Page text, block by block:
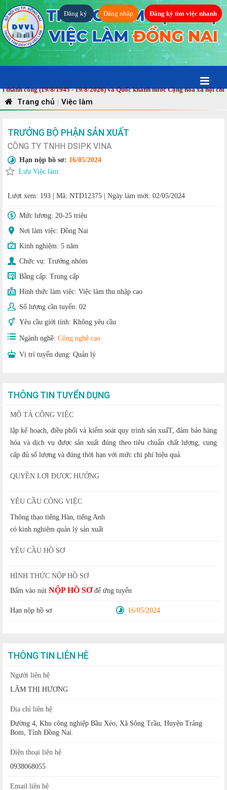
Đăng ký Đăng nhập Đăng ký tìm việc nhanh
công (19/8/1945 - 19/8/2026) và Quốc khánh nước Cộng hòa xã hội chủ
Trang chủ | Việc làm
TRƯỞNG BỘ PHẬN SẢN XUẤT
CÔNG TY TNHH DSIPK VINA
Hạn nộp hồ sơ: 16/05/2024
Lưu Việc làm
Lượt xem: 193 Mã: NTD12375 Ngày làm mới: 02/05/2024
Mức lương: 20-25 triệu
Nơi làm việc: Đồng Nai
Kinh nghiệm: 5 năm
Chức vụ: Trưởng nhóm
Bằng cấp: Trung cấp
Hình thức làm việc: Việc làm thu nhập cao
Số lượng cần tuyển: 02
Yêu cầu giới tính: Không yêu cầu
Ngành nghề: Công nghệ cao
Vị trí tuyển dụng: Quản lý
THÔNG TIN TUYỂN DỤNG
MÔ TẢ CÔNG VIỆC
lập kế hoạch, điều phối và kiểm soát quy trình sản xuấT, đảm bảo hàng
hóa và dịch vụ được sản xuất đúng theo tiêu chuẩn chất lượng, cung
cấp đủ số lượng và đúng thời hạn với mức chi phí hiệu quả.
QUYỀN LỢI ĐƯỢC HƯỞNG
YÊU CẦU CÔNG VIỆC
Thông thạo tiếng Hàn, tiếng Anh
có kinh nghiệm quản lý sản xuất
YÊU CẦU HỒ SƠ
HÌNH THỨC NỘP HỒ SƠ
Bấm vào nút NỘP HỒ SƠđể ứng tuyển
Hạn nộp hồ sơ 16/05/2024
THÔNG TIN LIÊN HỆ
Người liên hệ
LÂM THỊ HƯƠNG
Địa chỉ liên hệ
Đường 4, Khu công nghiệp Bầu Xéo, Xã Sông Trầu, Huyện Trảng
Bom, Tỉnh Đồng Nai.
Điện thoại liên hệ
0938068055
Email liên hệ